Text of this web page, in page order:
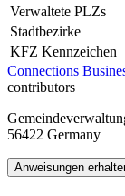
Verwaltete PLZs
Stadtbezirke
KFZ Kennzeichen
Connections
contributors
56422 Germany
Anweisungen